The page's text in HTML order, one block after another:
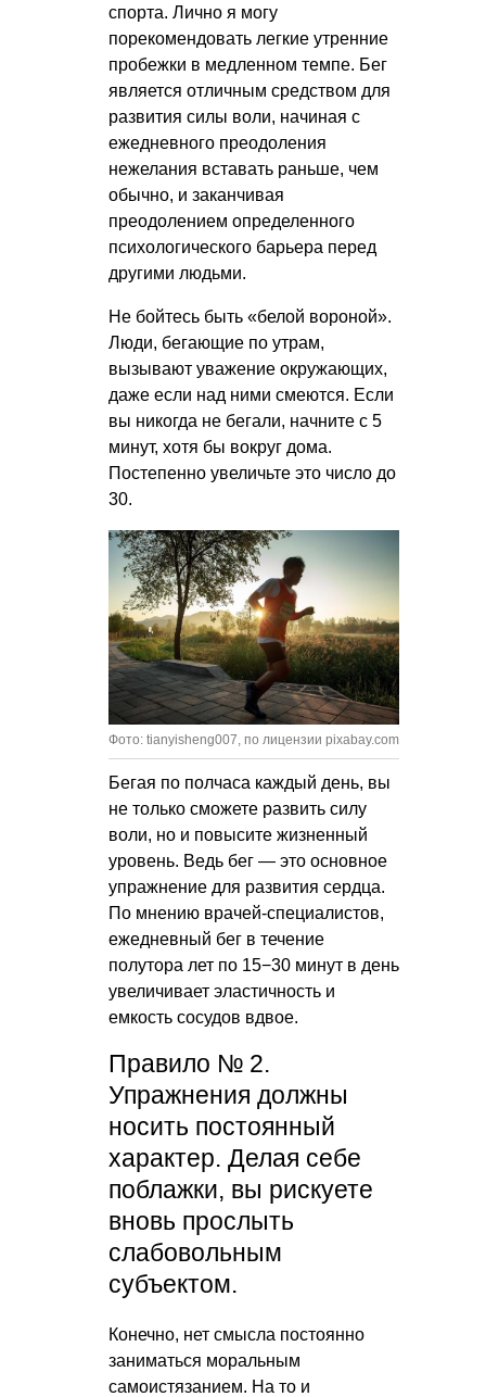
спорта. Лично я могу
порекомендовать легкие утренние
пробежки в медленном темпе. Бег
является отличным средством для
развития силы воли, начиная с
ежедневного преодоления
нежелания вставать раньше, чем
обычно, и заканчивая
преодолением определенного
психологического барьера перед
другими людьми.
Не бойтесь быть «белой вороной».
Люди, бегающие по утрам,
вызывают уважение окружающих,
даже если над ними смеются. Если
вы никогда не бегали, начните с 5
минут, хотя бы вокруг дома.
Постепенно увеличьте это число до
30.
Фото: tianyisheng007, по лицензии pixabay.com
Бегая по полчаса каждый день, вы
не только сможете развить силу
воли, но и повысите жизненный
уровень. Ведь бег — это основное
упражнение для развития сердца.
По мнению врачей-специалистов,
ежедневный бег в течение
полутора лет по 15−30 минут в день
увеличивает эластичность и
емкость сосудов вдвое.
Правило № 2.
Упражнения должны
носить постоянный
характер. Делая себе
поблажки, вы рискуете
вновь прослыть
слабовольным
субъектом.
Конечно, нет смысла постоянно
заниматься моральным
самоистязанием. На то и